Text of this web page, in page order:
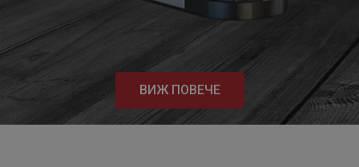
ВИЖ ПОВЕЧЕ